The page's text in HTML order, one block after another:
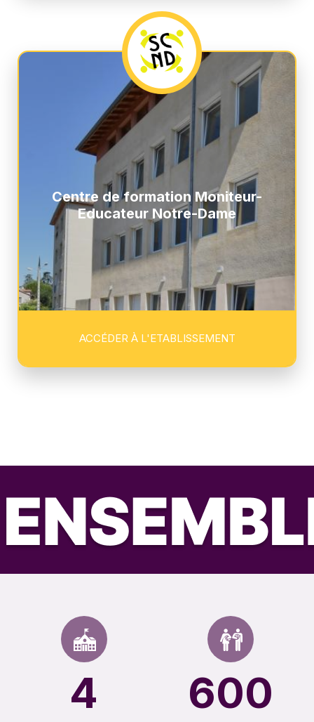
ACCÉDER À L'ETABLISSEMENT
Centre de formation Moniteur-
Educateur Notre-Dame
4 600